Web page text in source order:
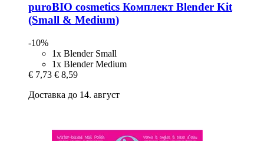
puroBIO cosmetics Комплект Blender Kit
(Small & Medium)
-10%
1x Blender Small
1x Blender Medium
€ 7,73 € 8,59
Доставка до 14. август